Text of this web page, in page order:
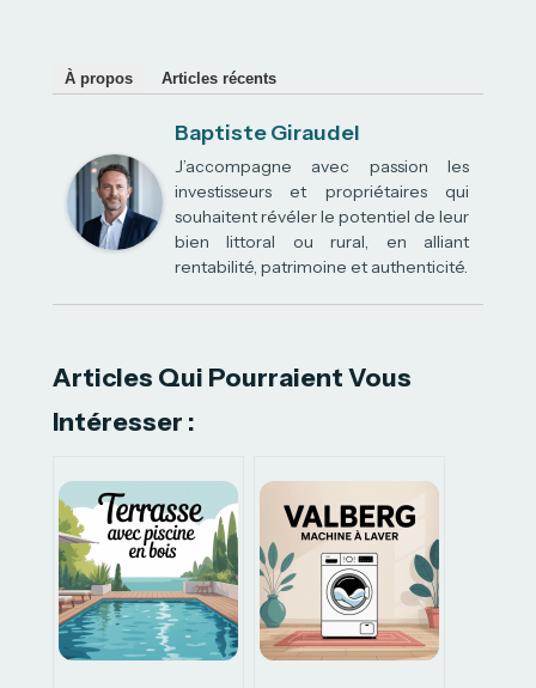
À propos Articles récents
Baptiste Giraudel
J’accompagne avec passion les
investisseurs et propriétaires qui
souhaitent révéler le potentiel de leur
bien littoral ou rural, en alliant
rentabilité, patrimoine et authenticité.
Articles Qui Pourraient Vous
Intéresser :